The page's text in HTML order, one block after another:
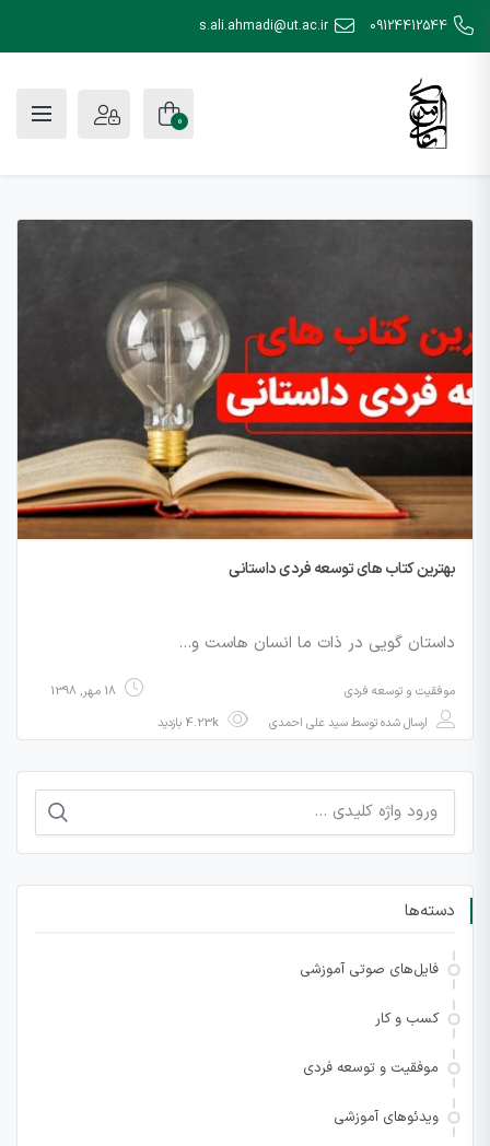
09124412544
s.ali.ahmadi@ut.ac.ir
0
بهترین کتاب های توسعه فردی داستانی
داستان گویی در ذات ما انسان هاست و…
موفقیت و توسعه فردی
18 مهر, 1398
ارسال شده توسطسید علی احمدی
جستجو
برای:
دسته‌ها
فایل‌های صوتی آموزشی
کسب و کار
موفقیت و توسعه فردی
ویدئوهای آموزشی